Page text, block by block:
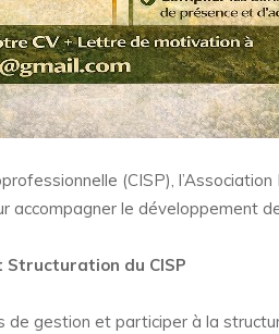
(CISP),
accompagner le développement
Structuration du CISP
de gestion et participer à la